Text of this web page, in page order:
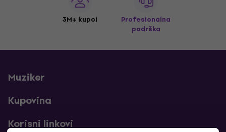
3M+ kupci
Profesionalna
podrška
Muziker
Kupovina
Korisni linkovi